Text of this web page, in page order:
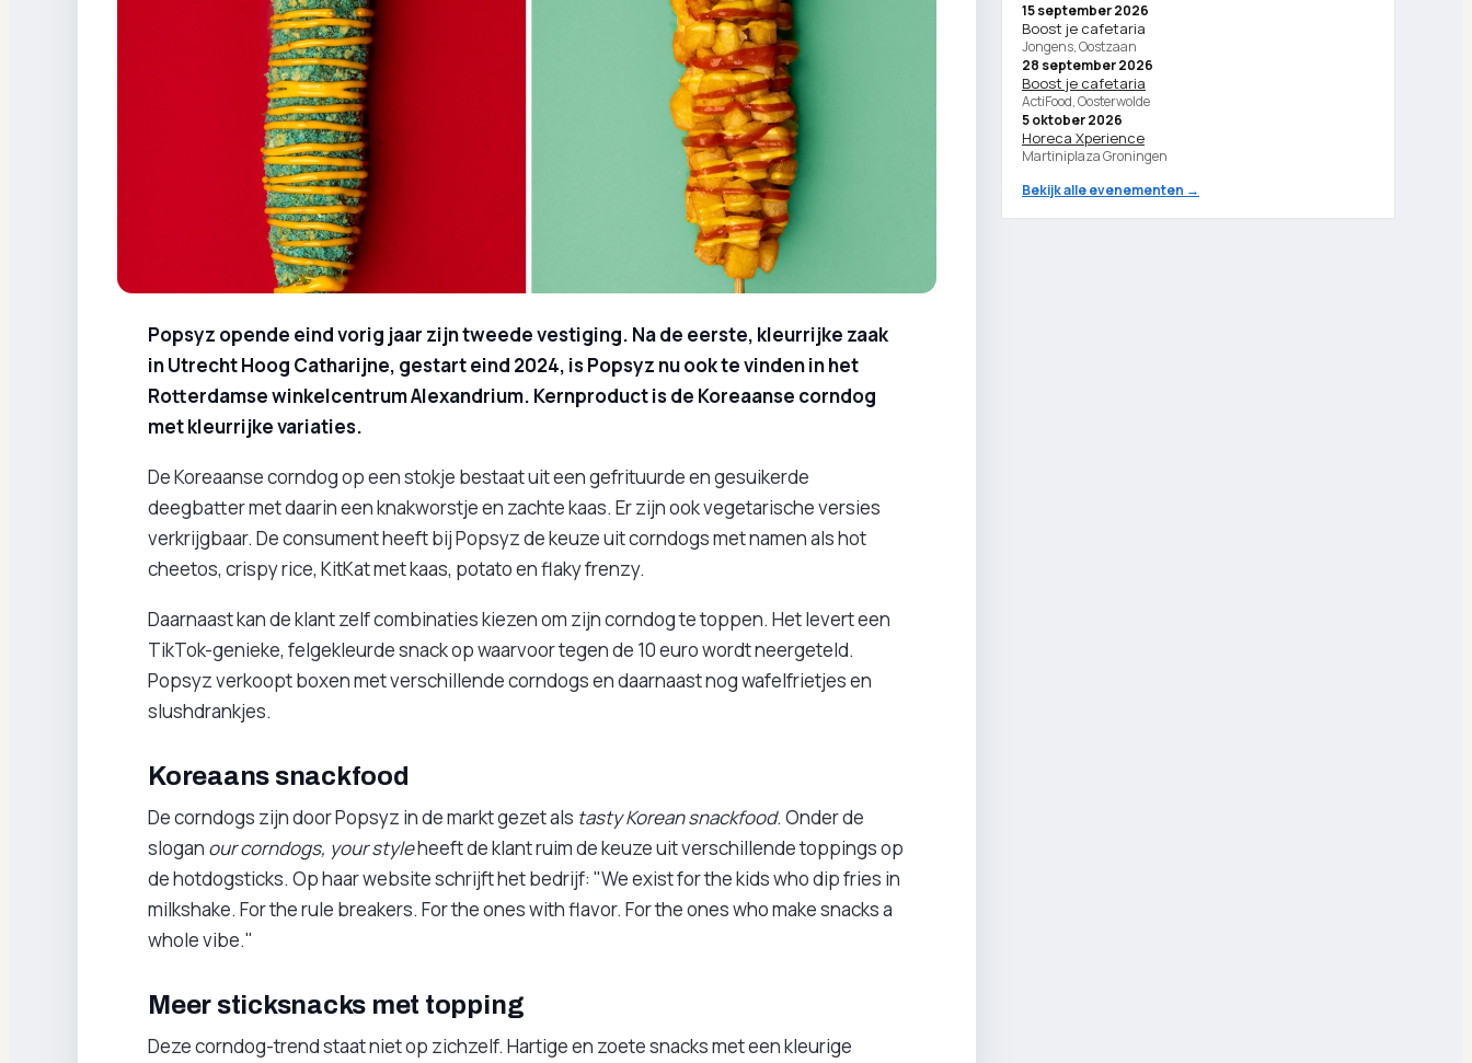
Popsyz opende eind vorig jaar zijn tweede vestiging. Na de eerste, kleurrijke zaak
in Utrecht Hoog Catharijne, gestart eind 2024, is Popsyz nu ook te vinden in het
Rotterdamse winkelcentrum Alexandrium. Kernproduct is de Koreaanse corndog
met kleurrijke variaties.
De Koreaanse corndog op een stokje bestaat uit een gefrituurde en gesuikerde
deegbatter met daarin een knakworstje en zachte kaas. Er zijn ook vegetarische versies
verkrijgbaar. De consument heeft bij Popsyz de keuze uit corndogs met namen als hot
cheetos, crispy rice, KitKat met kaas, potato en flaky frenzy.
Daarnaast kan de klant zelf combinaties kiezen om zijn corndog te toppen. Het levert een
TikTok-genieke, felgekleurde snack op waarvoor tegen de 10 euro wordt neergeteld.
Popsyz verkoopt boxen met verschillende corndogs en daarnaast nog wafelfrietjes en
slushdrankjes.
Koreaans snackfood
De corndogs zijn door Popsyz in de markt gezet als tasty Korean snackfood. Onder de
slogan our corndogs, your styleheeft de klant ruim de keuze uit verschillende toppings op
de hotdogsticks. Op haar website schrijft het bedrijf: "We exist for the kids who dip fries in
milkshake. For the rule breakers. For the ones with flavor. For the ones who make snacks a
whole vibe."
Meer sticksnacks met topping
Deze corndog-trend staat niet op zichzelf. Hartige en zoete snacks met een kleurige
15 september 2026
Boost je cafetaria
Jongens, Oostzaan
28 september 2026
Boost je cafetaria
ActiFood, Oosterwolde
5 oktober 2026
Horeca Xperience
Martiniplaza Groningen
Bekijk alle evenementen →